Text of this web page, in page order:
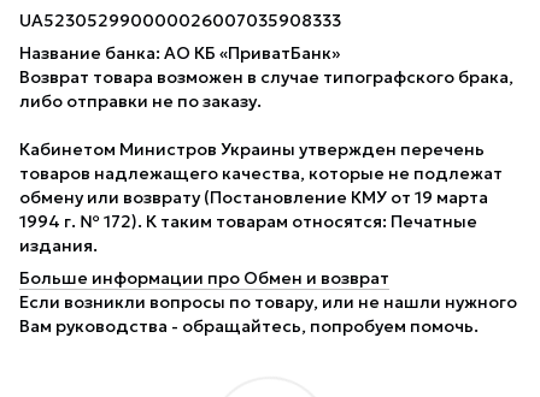
UA523052990000026007035908333
Название банка: АО КБ «ПриватБанк»
Возврат товара возможен в случае типографского брака,
либо отправки не по заказу.
Кабинетом Министров Украины утвержден перечень
товаров надлежащего качества, которые не подлежат
обмену или возврату (Постановление КМУ от 19 марта
1994 г. № 172). К таким товарам относятся: Печатные
издания.
Больше информации про Обмен и возврат
Если возникли вопросы по товару, или не нашли нужного
Вам руководства - обращайтесь, попробуем помочь.